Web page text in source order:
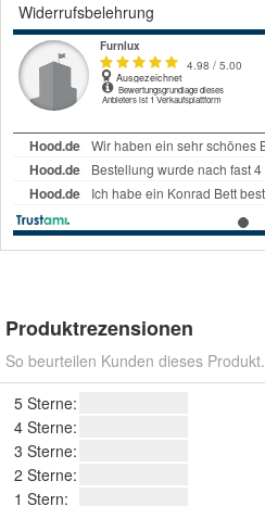
Widerrufsbelehrung
Produktrezensionen
So beurteilen Kunden dieses Produkt.
5 Sterne:
4 Sterne:
3 Sterne:
2 Sterne:
1 Stern: